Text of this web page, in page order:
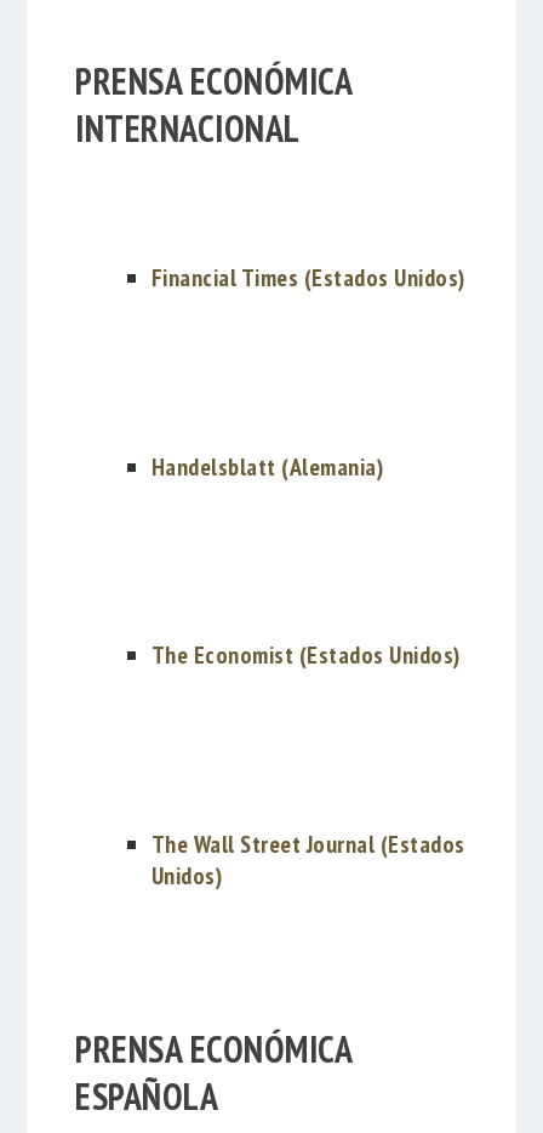
PRENSA ECONÓMICA
INTERNACIONAL
Financial Times (Estados Unidos)
Handelsblatt (Alemania)
The Economist (Estados Unidos)
The Wall Street Journal (Estados
Unidos)
PRENSA ECONÓMICA
ESPAÑOLA